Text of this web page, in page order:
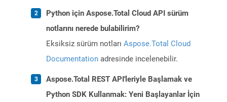
Python için Aspose.Total Cloud API sürüm
notlarını nerede bulabilirim?
Eksiksiz sürüm notları Aspose.Total Cloud
Documentation adresinde incelenebilir.
Aspose.Total REST API'leriyle Başlamak ve
Python SDK Kullanmak: Yeni Başlayanlar İçin